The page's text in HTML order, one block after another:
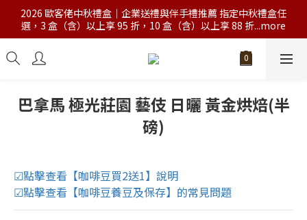
2026 歐客佬中秋禮盒｜企業送禮與伴手禮推薦 指定中秋禮盒任
選，3 盒（含）以上享 95 折，10 盒（含）以上享 88 折...more
巴拿馬 極光莊園 藝伎 日曬 黃金烘焙(半
磅)
☑點擊查看【咖啡豆買2送1】說明
☑點擊查看【咖啡豆養豆及保存】的常見問題